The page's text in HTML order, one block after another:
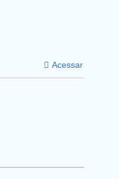
Acessar